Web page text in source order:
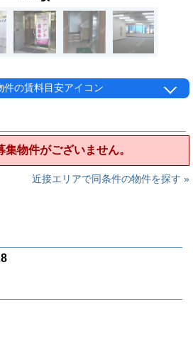
件の賃料目安アイコン
集物件がございません。
近接エリアで同条件の物件を探す »